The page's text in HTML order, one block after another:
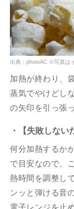
出典：photoAC ※写真は
加熱が終わり、
蒸気でやけどし
の矢印を引っ張
・【失敗しない
何分加熱するか
で目安なので、
熱時間を調整し
ンッと弾ける音
電子レンジを止